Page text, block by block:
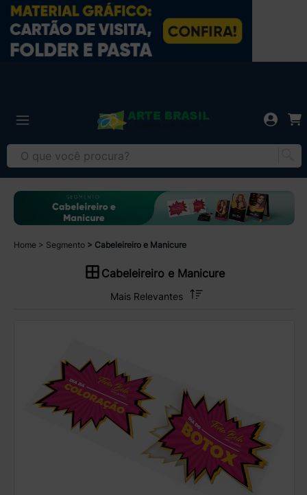
Home Segmento Cabeleireiro e Manicure
Cabeleireiro e Manicure